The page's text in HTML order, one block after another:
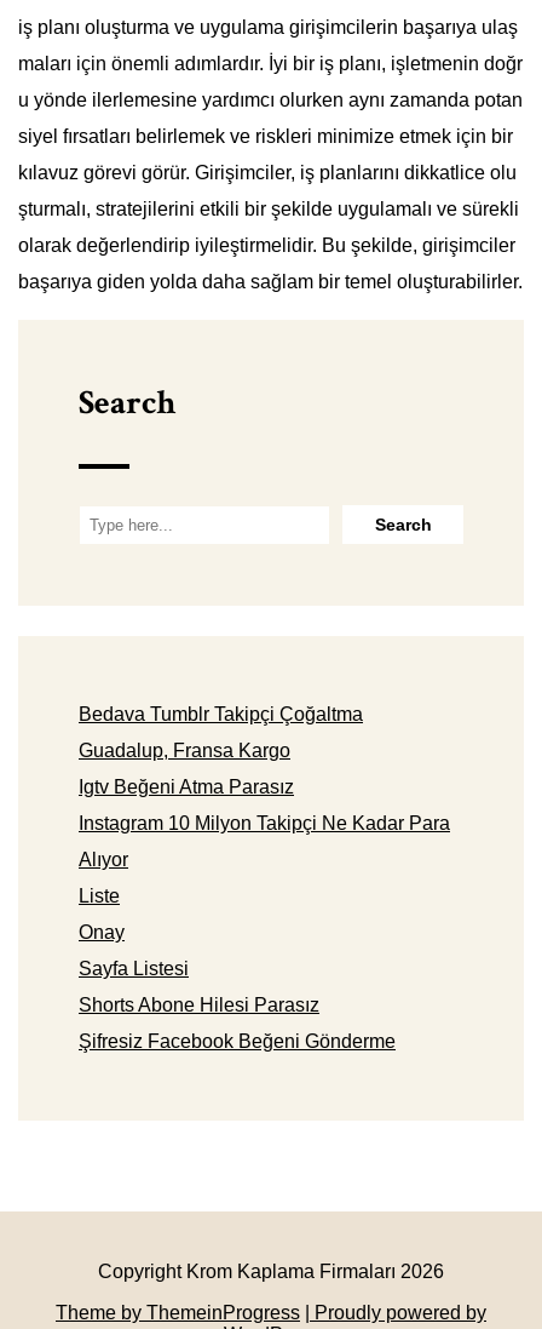
iş planı oluşturma ve uygulama girişimcilerin başarıya ulaş
maları için önemli adımlardır. İyi bir iş planı, işletmenin doğr
u yönde ilerlemesine yardımcı olurken aynı zamanda potan
siyel fırsatları belirlemek ve riskleri minimize etmek için bir
kılavuz görevi görür. Girişimciler, iş planlarını dikkatlice olu
şturmalı, stratejilerini etkili bir şekilde uygulamalı ve sürekli
olarak değerlendirip iyileştirmelidir. Bu şekilde, girişimciler
başarıya giden yolda daha sağlam bir temel oluşturabilirler.
Search
Bedava Tumblr Takipçi Çoğaltma
Guadalup, Fransa Kargo
Igtv Beğeni Atma Parasız
Instagram 10 Milyon Takipçi Ne Kadar Para
Alıyor
Liste
Onay
Sayfa Listesi
Shorts Abone Hilesi Parasız
Şifresiz Facebook Beğeni Gönderme
Copyright Krom Kaplama Firmaları 2026
Theme by ThemeinProgress
| Proudly powered by